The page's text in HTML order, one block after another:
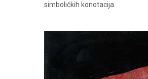
simboličkih konotacija.